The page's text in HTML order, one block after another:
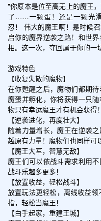
"你原本是位至高无上的魔王
了……一颗蛋！还是一颗光
忍！ 伟大的魔王啊！是时候
启你的魔界逆袭之路！和世
相。这一次，夺回属于你的一
游戏特色
【收复失散的魔物】
在你甦醒之后，魔物们都期
魔蛋并孵化，你将获得一只
物只有幸运魔王才有机会获得！
【逆袭进化，再度壮大】
随着力量增长，魔王在逆袭
越原有力量！魔物们也同样可
【魔王大军，智慧无敌】
魔王们可以依战斗需求利用
战斗乐趣多更多！
【放置收益，轻松战斗】
放置玩法更轻松，离线收益
指，轻松当魔王！
【白手起家，重建王城】